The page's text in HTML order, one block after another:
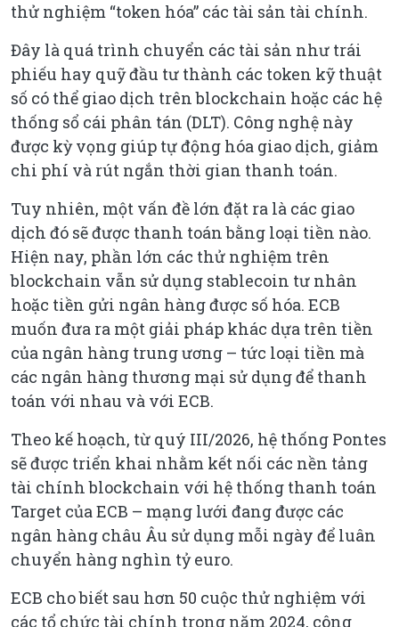
thử nghiệm “token hóa” các tài sản tài chính.
Đây là quá trình chuyển các tài sản như trái
phiếu hay quỹ đầu tư thành các token kỹ thuật
số có thể giao dịch trên blockchain hoặc các hệ
thống sổ cái phân tán (DLT). Công nghệ này
được kỳ vọng giúp tự động hóa giao dịch, giảm
chi phí và rút ngắn thời gian thanh toán.
Tuy nhiên, một vấn đề lớn đặt ra là các giao
dịch đó sẽ được thanh toán bằng loại tiền nào.
Hiện nay, phần lớn các thử nghiệm trên
blockchain vẫn sử dụng stablecoin tư nhân
hoặc tiền gửi ngân hàng được số hóa. ECB
muốn đưa ra một giải pháp khác dựa trên tiền
của ngân hàng trung ương – tức loại tiền mà
các ngân hàng thương mại sử dụng để thanh
toán với nhau và với ECB.
Theo kế hoạch, từ quý III/2026, hệ thống Pontes
sẽ được triển khai nhằm kết nối các nền tảng
tài chính blockchain với hệ thống thanh toán
Target của ECB – mạng lưới đang được các
ngân hàng châu Âu sử dụng mỗi ngày để luân
chuyển hàng nghìn tỷ euro.
ECB cho biết sau hơn 50 cuộc thử nghiệm với
các tổ chức tài chính trong năm 2024, công